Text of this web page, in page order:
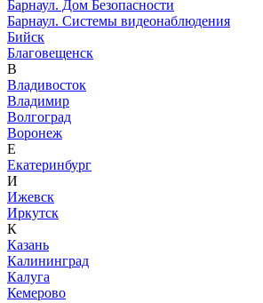
Барнаул. Дом Безопасности
Барнаул. Системы видеонаблюдения
Бийск
Благовещенск
В
Владивосток
Владимир
Волгоград
Воронеж
Е
Екатеринбург
И
Ижевск
Иркутск
К
Казань
Калининград
Калуга
Кемерово